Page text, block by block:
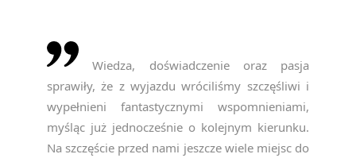
Wiedza, doświadczenie oraz pasja
sprawiły, że z wyjazdu wróciliśmy szczęśliwi i
wypełnieni fantastycznymi wspomnieniami,
myśląc już jednocześnie o kolejnym kierunku.
Na szczęście przed nami jeszcze wiele miejsc do